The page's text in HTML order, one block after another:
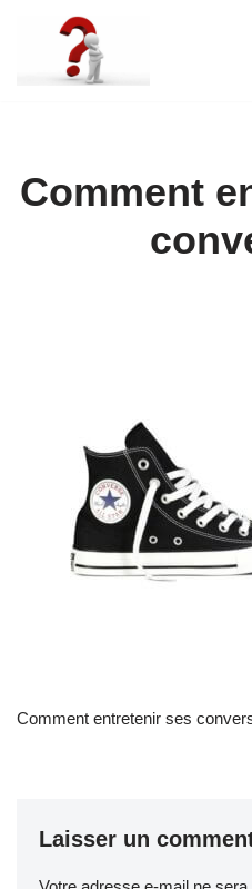
Comment
Comment entretenir ses
Laisser un